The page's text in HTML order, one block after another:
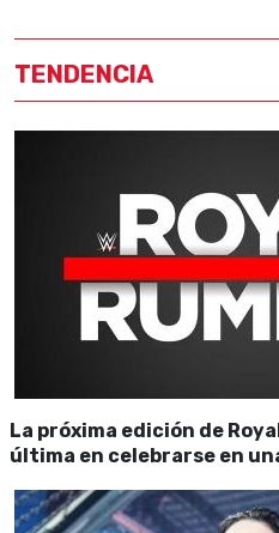
TENDENCIA
La próxima edición de
última en celebrarse en